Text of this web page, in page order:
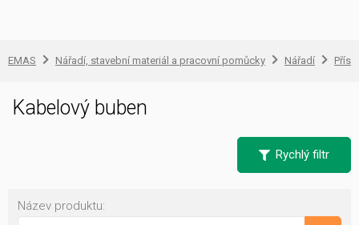
EMAS Nářadí, stavební materiál a pracovní pomůcky Nářadí
Kabelový buben
Rychlý filtr
Název produktu: